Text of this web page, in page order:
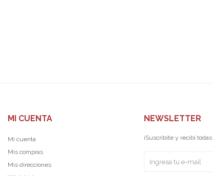
MI CUENTA
Mi cuenta
Mis compras
Mis direcciones
NEWSLETTER
¡Suscribite y recibí